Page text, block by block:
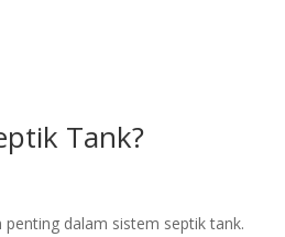
Tank?
dalam sistem septik tank.